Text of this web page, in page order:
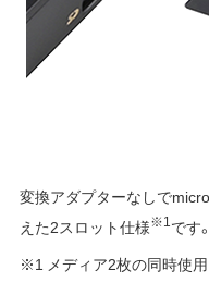
変換アダプターなしで
えた2スロット仕様※1です。
※1 メディア2枚の同時使用